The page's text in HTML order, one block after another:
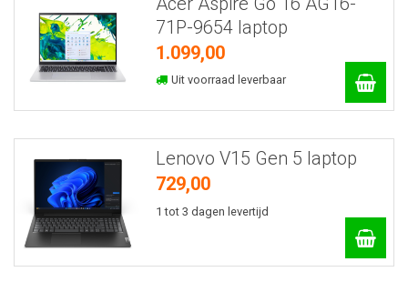
71P-9654 laptop
1.099,00
Uit voorraad leverbaar
Lenovo V15 Gen 5 laptop
729,00
1 tot 3 dagen levertijd